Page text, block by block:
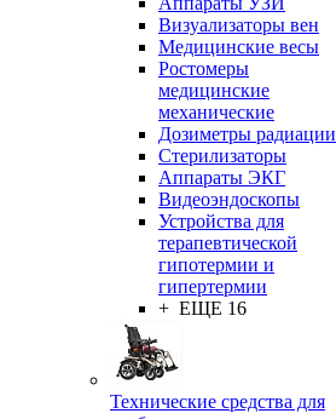
Визуализаторы вен
Медицинские весы
Ростомеры
медицинские
механические
Дозиметры радиации
Стерилизаторы
Аппараты ЭКГ
Видеоэндоскопы
Устройства для
терапевтической
гипотермии и
гипертермии
+ ЕЩЕ 16
Технические средства для